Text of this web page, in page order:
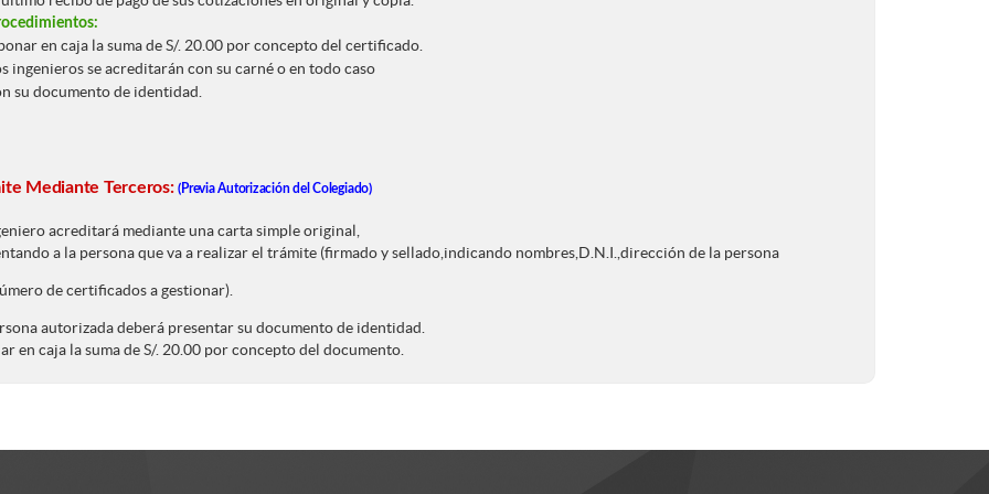
en caja la suma de S/. 20.00 por concepto del certificado.
ingenieros se acreditarán con su carné o en todo caso
su documento de identidad.
Mediante Terceros:(Previa Autorización del Colegiado)
acreditará mediante una carta simple original,
a la persona que va a realizar el trámite (firmado y sellado,indicando nombres,D.N.I.,dirección de la persona
de certificados a gestionar).
autorizada deberá presentar su documento de identidad.
en caja la suma de S/. 20.00 por concepto del documento.